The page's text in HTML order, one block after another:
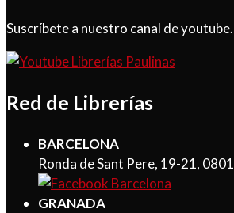
Suscríbete a nuestro canal de youtube.
Red de Librerías
BARCELONA
Ronda de Sant Pere, 19-21,
GRANADA